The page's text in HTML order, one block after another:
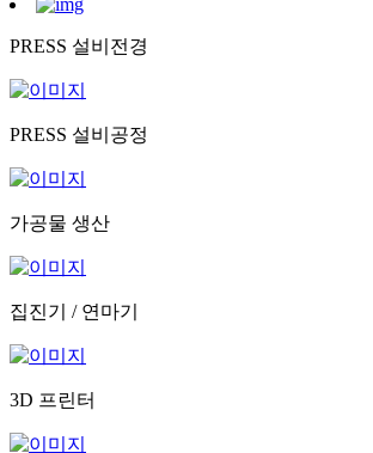
PRESS 설비전경
PRESS 설비공정
가공물 생산
집진기 / 연마기
3D 프린터